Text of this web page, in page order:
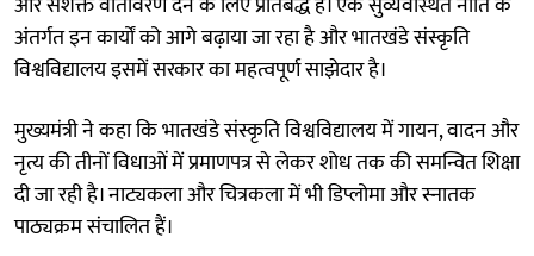
अंतर्गत इन कार्यों को आगे बढ़ाया जा रहा है और भातखंडे संस्कृति
विश्वविद्यालय इसमें सरकार का महत्वपूर्ण साझेदार है।
मुख्यमंत्री ने कहा कि भातखंडे संस्कृति विश्वविद्यालय में गायन, वादन और
नृत्य की तीनों विधाओं में प्रमाणपत्र से लेकर शोध तक की समन्वित शिक्षा
दी जा रही है। नाट्यकला और चित्रकला में भी डिप्लोमा और स्नातक
पाठ्यक्रम संचालित हैं।